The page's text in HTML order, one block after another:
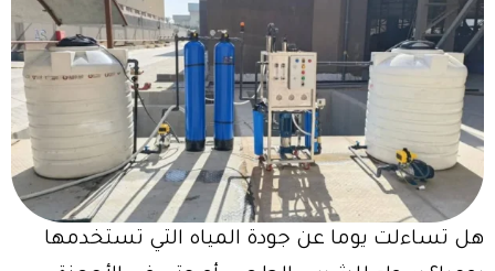
هل تساءلت يوما عن جودة المياه التي تستخدمها